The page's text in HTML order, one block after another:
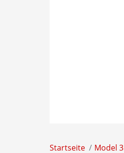
Startseite Model 3